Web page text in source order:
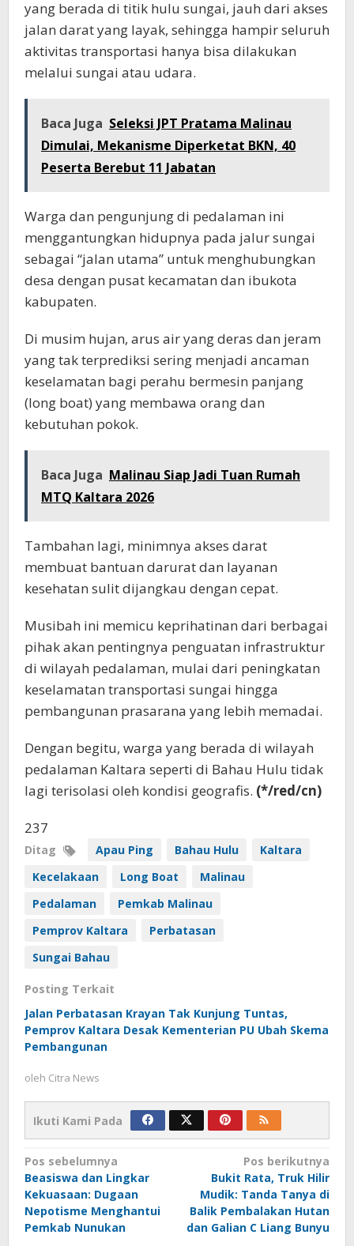
yang berada di titik hulu sungai, jauh dari akses
jalan darat yang layak, sehingga hampir seluruh
aktivitas transportasi hanya bisa dilakukan
melalui sungai atau udara.
Baca Juga Seleksi JPT Pratama Malinau
Dimulai, Mekanisme Diperketat BKN, 40
Peserta Berebut 11 Jabatan
Warga dan pengunjung di pedalaman ini
menggantungkan hidupnya pada jalur sungai
sebagai “jalan utama” untuk menghubungkan
desa dengan pusat kecamatan dan ibukota
kabupaten.
Di musim hujan, arus air yang deras dan jeram
yang tak terprediksi sering menjadi ancaman
keselamatan bagi perahu bermesin panjang
(long boat) yang membawa orang dan
kebutuhan pokok.
Baca Juga Malinau Siap Jadi Tuan Rumah
MTQ Kaltara 2026
Tambahan lagi, minimnya akses darat
membuat bantuan darurat dan layanan
kesehatan sulit dijangkau dengan cepat.
Musibah ini memicu keprihatinan dari berbagai
pihak akan pentingnya penguatan infrastruktur
di wilayah pedalaman, mulai dari peningkatan
keselamatan transportasi sungai hingga
pembangunan prasarana yang lebih memadai.
Dengan begitu, warga yang berada di wilayah
pedalaman Kaltara seperti di Bahau Hulu tidak
lagi terisolasi oleh kondisi geografis. (*/red/cn)
237
Ditag Apau Ping Bahau Hulu
Kaltara
Kecelakaan
Long Boat
Malinau
Pedalaman
Pemkab Malinau
Pemprov Kaltara
Perbatasan
Sungai Bahau
Posting Terkait
Jalan Perbatasan Krayan Tak Kunjung Tuntas,
Pemprov Kaltara Desak Kementerian PU Ubah Skema
Pembangunan
oleh Citra News
Ikuti Kami Pada
Navigasi
pos
Pos sebelumnya
Beasiswa dan Lingkar
Kekuasaan: Dugaan
Nepotisme Menghantui
Pemkab Nunukan
Pos berikutnya
Bukit Rata, Truk Hilir
Mudik: Tanda Tanya di
Balik Pembalakan Hutan
dan Galian C Liang Bunyu